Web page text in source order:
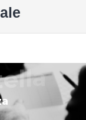
a
ella